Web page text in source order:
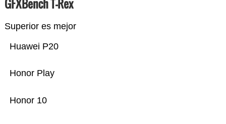
GFXBench T-Rex
Superior es mejor
Honor 10
Honor Play
Huawei P20